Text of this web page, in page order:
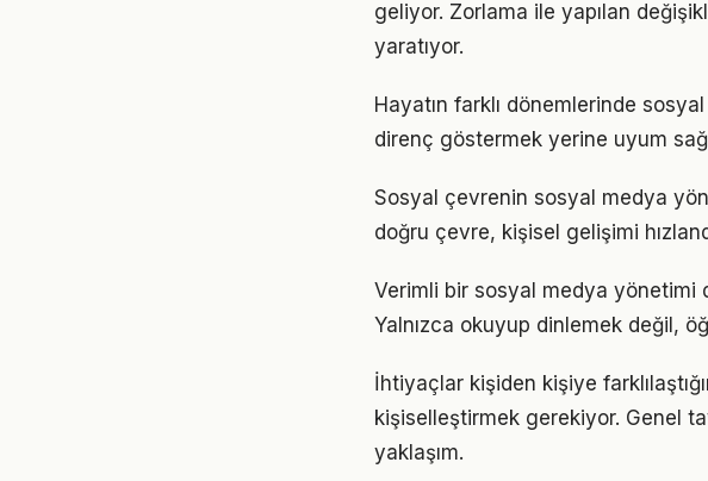
geliyor. Zorlama ile yapılan
yaratıyor.
Hayatın farklı dönemlerinde
direnç göstermek yerine uyum
Sosyal çevrenin sosyal medya
doğru çevre, kişisel gelişimi
Verimli bir sosyal medya yönetimi
Yalnızca okuyup dinlemek değil,
İhtiyaçlar kişiden kişiye
kişiselleştirmek gerekiyor. Genel
yaklaşım.